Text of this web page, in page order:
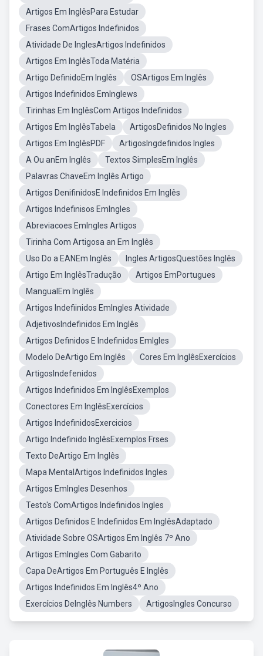
Artigos Em InglêsPara Estudar
Frases ComArtigos Indefinidos
Atividade De InglesArtigos Indefinidos
Artigos Em InglêsToda Matéria
Artigo DefinidoEm Inglês
OSArtigos Em Inglês
Artigos Indefinidos EmInglews
Tirinhas Em InglêsCom Artigos Indefinidos
Artigos Em InglêsTabela
ArtigosDefinidos No Ingles
Artigos Em InglêsPDF
ArtigosIngdefinidos Ingles
A Ou anEm Inglês
Textos SimplesEm Inglês
Palavras ChaveEm Inglês Artigo
Artigos DenifinidosE Indefinidos Em Inglês
Artigos Indefinisos EmIngles
Abreviacoes EmIngles Artigos
Tirinha Com Artigosa an Em Inglês
Uso Do a EANEm Inglês
Ingles ArtigosQuestões Inglês
Artigo Em InglêsTradução
Artigos EmPortugues
MangualEm Inglês
Artigos Indefiinidos EmIngles Atividade
AdjetivosIndefinidos Em Inglês
Artigos Definidos E Indefinidos EmIgles
Modelo DeArtigo Em Inglês
Cores Em InglêsExercícios
ArtigosIndefenidos
Artigos Indefinidos Em InglêsExemplos
Conectores Em InglêsExercícios
Artigos IndefinidosExercicios
Artigo Indefinido InglêsExemplos Frses
Texto DeArtigo Em Inglês
Mapa MentalArtigos Indefinidos Ingles
Artigos EmIngles Desenhos
Testo's ComArtigos Indefinidos Ingles
Artigos Definidos E Indefinidos Em InglêsAdaptado
Atividade Sobre OSArtigos Em Inglês 7º Ano
Artigos EmIngles Com Gabarito
Capa DeArtigos Em Português E Inglês
Artigos Indefinidos Em Inglês4º Ano
Exercícios DeInglês Numbers
ArtigosIngles Concurso